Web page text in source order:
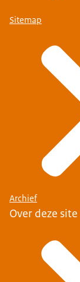
Sitemap
Archief
Over deze site